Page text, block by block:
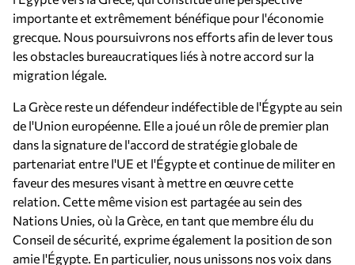
importante et extrêmement bénéfique pour l'économie
grecque. Nous poursuivrons nos efforts afin de lever tous
les obstacles bureaucratiques liés à notre accord sur la
migration légale.
La Grèce reste un défendeur indéfectible de l'Égypte au sein
de l'Union européenne. Elle a joué un rôle de premier plan
dans la signature de l'accord de stratégie globale de
partenariat entre l'UE et l'Égypte et continue de militer en
faveur des mesures visant à mettre en œuvre cette
relation. Cette même vision est partagée au sein des
Nations Unies, où la Grèce, en tant que membre élu du
Conseil de sécurité, exprime également la position de son
amie l'Égypte. En particulier, nous unissons nos voix dans